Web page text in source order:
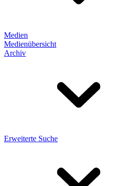
Medien
Medienübersicht
Archiv
Erweiterte Suche